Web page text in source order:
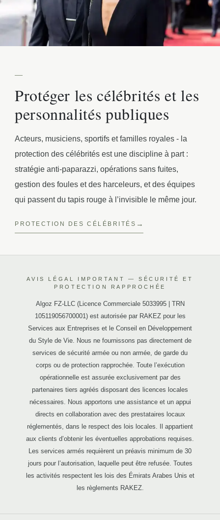
—
Protéger les célébrités et les
personnalités publiques
Acteurs, musiciens, sportifs et familles royales - la
protection des célébrités est une discipline à part :
stratégie anti-paparazzi, opérations sans fuites,
gestion des foules et des harceleurs, et des équipes
qui passent du tapis rouge à l’invisible le même jour.
PROTECTION DES CÉLÉBRITÉS
AVIS LÉGAL IMPORTANT — SÉCURITÉ ET
PROTECTION RAPPROCHÉE
Algoz FZ-LLC (Licence Commerciale 5033995 | TRN
105119056700001) est autorisée par RAKEZ pour les
Services aux Entreprises et le Conseil en Développement
du Style de Vie. Nous ne fournissons pas directement de
services de sécurité armée ou non armée, de garde du
corps ou de protection rapprochée. Toute l’exécution
opérationnelle est assurée exclusivement par des
partenaires tiers agréés disposant des licences locales
nécessaires. Nous apportons une assistance et un appui
directs en collaboration avec des prestataires locaux
réglementés, dans le respect des lois locales. Il appartient
aux clients d’obtenir les éventuelles approbations requises.
Les services armés requièrent un préavis minimum de 30
jours pour l’autorisation, laquelle peut être refusée. Toutes
les activités respectent les lois des Émirats Arabes Unis et
les règlements RAKEZ.